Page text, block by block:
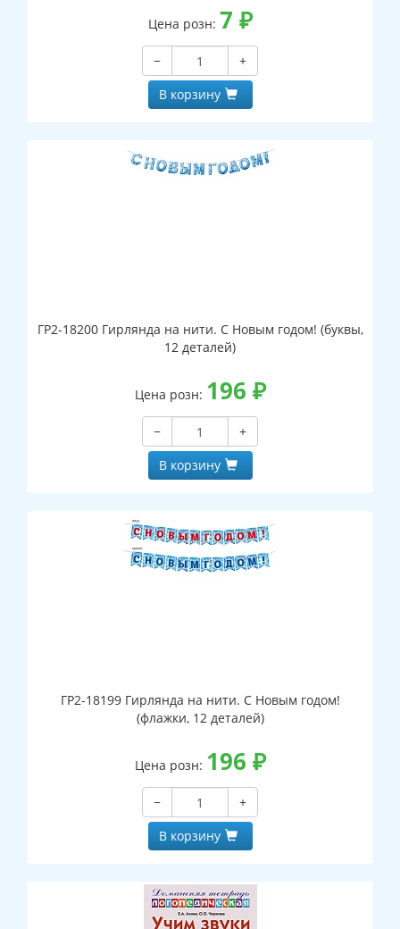
Цена розн: 7 ₽
−
+
В корзину
ГР2-18200 Гирлянда на нити. С Новым годом! (буквы,
12 деталей)
Цена розн: 196 ₽
−
+
В корзину
ГР2-18199 Гирлянда на нити. С Новым годом!
(флажки, 12 деталей)
Цена розн: 196 ₽
−
+
В корзину